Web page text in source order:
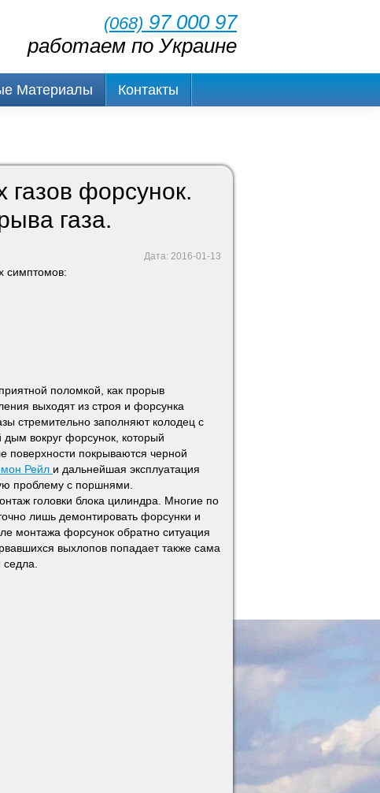
форсунок.
газа.
Дата: 2016-01-13
симптомов:
поломкой, как прорыв
выходят из строя и форсунка
стремительно заполняют колодец с
вокруг форсунок, который
поверхности покрываются черной
Рейл и дальнейшая эксплуатация
проблему с поршнями.
головки блока цилиндра. Многие по
лишь демонтировать форсунки и
монтажа форсунок обратно ситуация
выхлопов попадает также сама
(068) 97 000 97
работаем по Украине
Материалы Контакты